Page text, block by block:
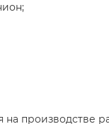
производстве